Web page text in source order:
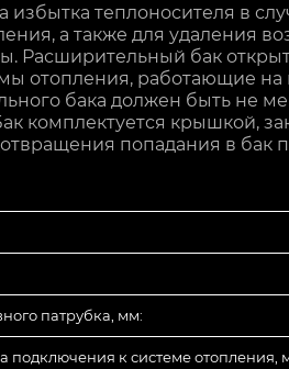
теплоносителя в
а также для удаления
Расширительный бак
отопления, работающие на
бака должен быть не
комплектуется крышкой,
попадания в бак
патрубка, мм:
подключения к системе отопления,